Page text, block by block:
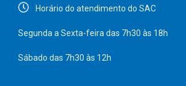
Horário do atendimento do SAC
Segunda a Sexta-feira das 7h30 às 18h
Sábado das 7h30 às 12h